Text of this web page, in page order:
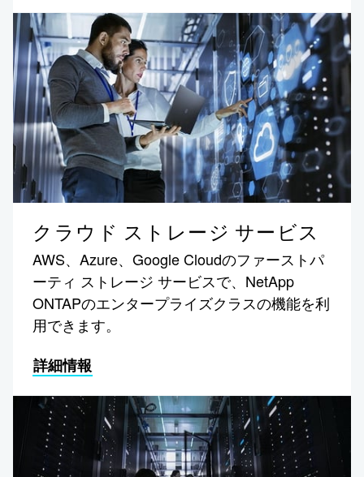
クラウド ストレージ サービス
AWS、Azure、Google Cloudのファーストパ
ーティ ストレージ サービスで、NetApp
ONTAPのエンタープライズクラスの機能を利
用できます。
詳細情報